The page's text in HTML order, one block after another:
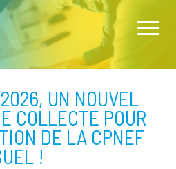
UN NOUVEL
COLLECTE POUR
DE LA CPNEF
!